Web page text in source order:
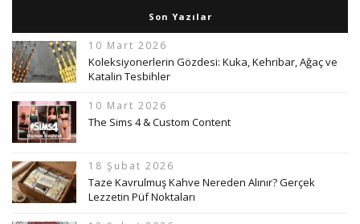
Son Yazılar
10 Mart 2026
Koleksiyonerlerin Gözdesi: Kuka, Kehribar, Ağaç ve
Katalin Tesbihler
10 Mart 2026
The Sims 4 & Custom Content
18 Şubat 2026
Taze Kavrulmuş Kahve Nereden Alınır? Gerçek
Lezzetin Püf Noktaları